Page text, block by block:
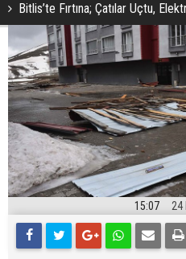
Bitlis’te Fırtına; Çatılar Uçtu,
15:07 24